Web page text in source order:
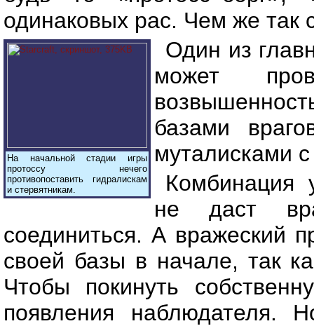
одинаковых рас. Чем же так
На начальной стадии игры
протоссу нечего
противопоставить гидралискам
и стервятникам.
Один из
может
базами
муталисками
Комбинация
не даст
соединиться. А вражеский
своей базы в начале, так
Чтобы покинуть
появления наблюдателя.